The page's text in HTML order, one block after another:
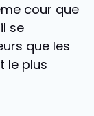
cour que
se
que les
le plus